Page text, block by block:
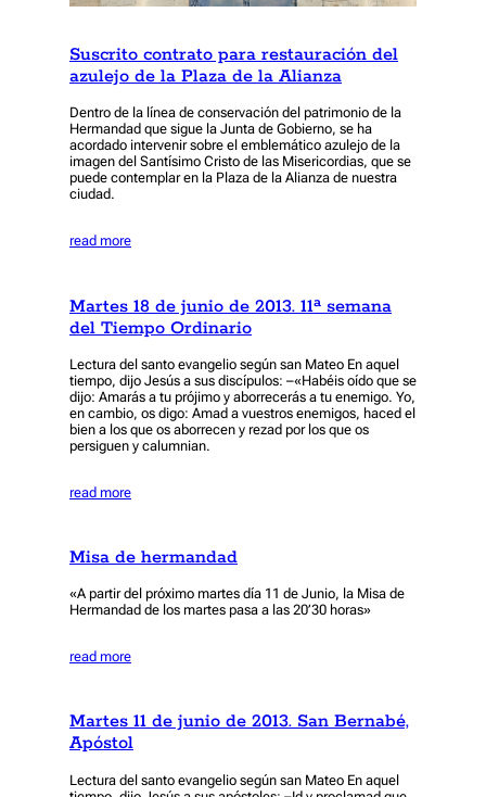
Suscrito contrato para restauración del
azulejo de la Plaza de la Alianza
Dentro de la línea de conservación del patrimonio de la
Hermandad que sigue la Junta de Gobierno, se ha
acordado intervenir sobre el emblemático azulejo de la
imagen del Santísimo Cristo de las Misericordias, que se
puede contemplar en la Plaza de la Alianza de nuestra
ciudad.
read more
Martes 18 de junio de 2013. 11ª semana
del Tiempo Ordinario
Lectura del santo evangelio según san Mateo En aquel
tiempo, dijo Jesús a sus discípulos: –«Habéis oído que se
dijo: Amarás a tu prójimo y aborrecerás a tu enemigo. Yo,
en cambio, os digo: Amad a vuestros enemigos, haced el
bien a los que os aborrecen y rezad por los que os
persiguen y calumnian.
read more
Misa de hermandad
«A partir del próximo martes día 11 de Junio, la Misa de
Hermandad de los martes pasa a las 20’30 horas»
read more
Martes 11 de junio de 2013. San Bernabé,
Apóstol
Lectura del santo evangelio según san Mateo En aquel